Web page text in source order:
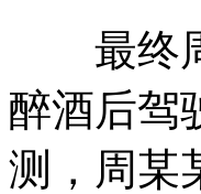
最终周
醉酒后驾
测，周某